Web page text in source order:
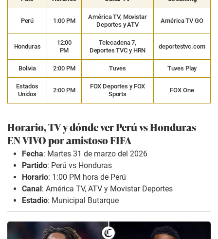
Perú 1:00 PM
América TV, Movistar
Deportes y ATV
América TV GO
Honduras
12:00
PM
Telecadena 7,
Deportes TVC y HRN
deportestvc.com
Bolivia 2:00 PM Tuves Tuves Play
Estados
Unidos
2:00 PM
FOX Deportes y FOX
Sports
FOX One
Horario, TV y dónde ver Perú vs Honduras
EN VIVO por amistoso FIFA
Fecha: Martes 31 de marzo del 2026
Partido: Perú vs Honduras
Horario: 1:00 PM hora de Perú
Canal: América TV, ATV y Movistar Deportes
Estadio: Municipal Butarque